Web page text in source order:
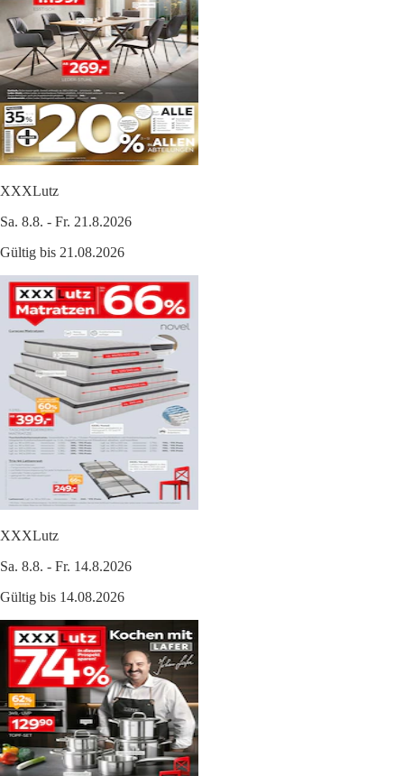
XXXLutz
Sa. 8.8. - Fr. 21.8.2026
Gültig bis 21.08.2026
XXXLutz
Sa. 8.8. - Fr. 14.8.2026
Gültig bis 14.08.2026